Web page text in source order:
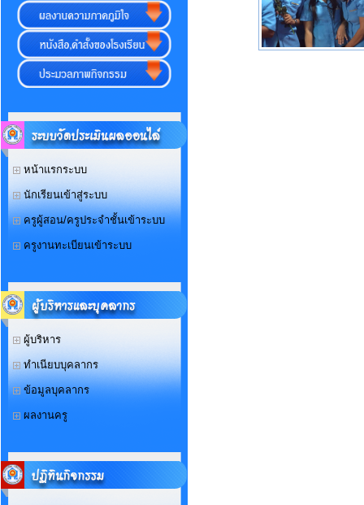
หน้าแรกระบบ
นักเรียนเข้าสู่ระบบ
ครูผู้สอน/ครูประจำชั้นเข้าระบบ
ครูงานทะเบียนเข้าระบบ
ผู้บริหาร
ทำเนียบบุคลากร
ข้อมูลบุคลากร
ผลงานครู